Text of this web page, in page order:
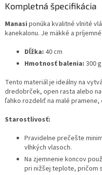
Kompletná špecifikácia
Manasi ponúka kvalitné vlnité
kanekalonu. Je mäkké a
Dĺžka: 40 cm
Hmotnosť balenia: 300 g
Tento materiál je ideálny na
dredobrček, open rasta alebo
ľahko rozdeliť na malé
Starostlivosť:
Pravidelne prečešte
vlhkých vlasoch.
Na zjemnenie koncov
pri nižšej teplote, pričom